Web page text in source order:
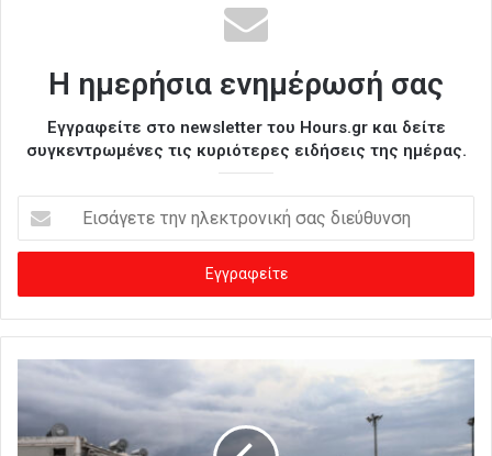
Η ημερήσια ενημέρωσή σας
Εγγραφείτε στο newsletter του Hours.gr και δείτε
συγκεντρωμένες τις κυριότερες ειδήσεις της ημέρας.
σ
γ
ε
ν